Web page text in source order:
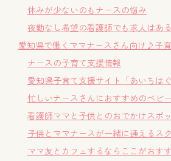
ナースの子育て支援情報
愛知県子育て支援サイト「あいちは
忙しいナースさんにおすすめのベビ
愛知県で働くママナースさん向け♪子
看護師ママと子供とのおでかけスポ
休みが少ないのもナースの悩み
子供とママナースが一緒に通えるス
ママ友とカフェするならここがおす
夜勤なし希望の看護師でも求人はあ